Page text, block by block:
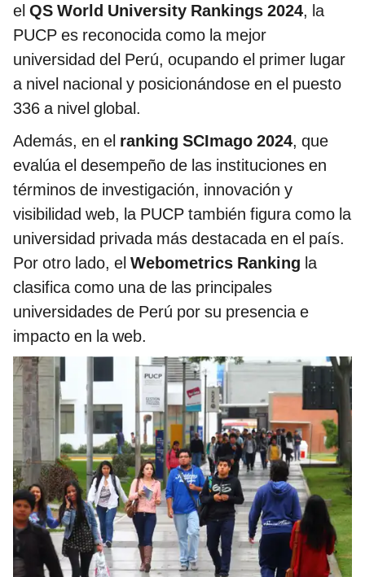
el QS World University Rankings 2024, la
PUCP es reconocida como la mejor
universidad del Perú, ocupando el primer lugar
a nivel nacional y posicionándose en el puesto
336 a nivel global​.
Además, en el ranking SCImago 2024, que
evalúa el desempeño de las instituciones en
términos de investigación, innovación y
visibilidad web, la PUCP también figura como la
universidad privada más destacada en el país​.
Por otro lado, el Webometrics Ranking la
clasifica como una de las principales
universidades de Perú por su presencia e
impacto en la web.